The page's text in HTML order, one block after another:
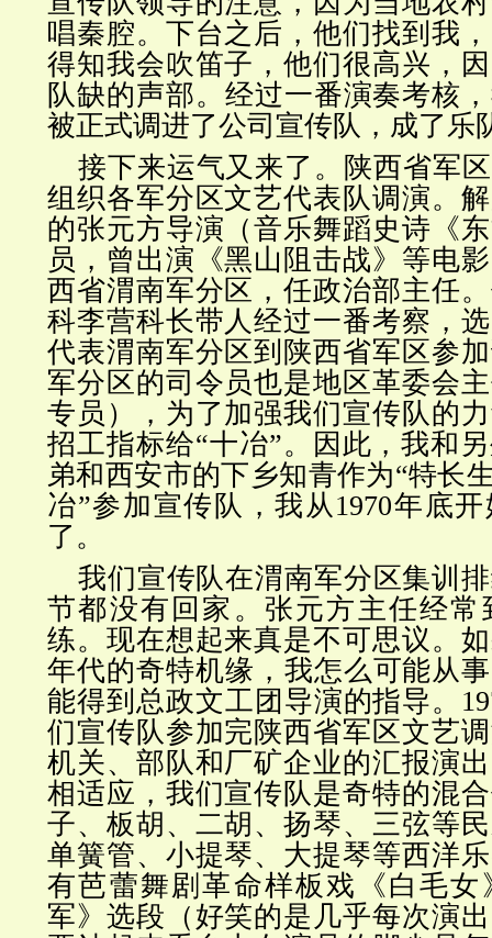
唱秦腔。下台之后，他们找到我
得知我会吹笛子，他们很高兴，
队缺的声部。经过一番演奏考核
被正式调进了公司宣传队，成了乐
接下来运气又来了。陕西省军
组织各军分区文艺代表队调演。
的张元方导演（音乐舞蹈史诗《
员，曾出演《黑山阻击战》等电
西省渭南军分区，任政治部主任
科李营科长带人经过一番考察，
代表渭南军分区到陕西省军区参
军分区的司令员也是地区革委会
专员），为了加强我们宣传队的
招工指标给“十冶”。因此，我和
弟和西安市的下乡知青作为“特长
冶”参加宣传队，我从1970年底
了。
我们宣传队在渭南军分区集训
节都没有回家。张元方主任经常
练。现在想起来真是不可思议。
年代的奇特机缘，我怎么可能从
能得到总政文工团导演的指导。
们宣传队参加完陕西省军区文艺
机关、部队和厂矿企业的汇报演
相适应，我们宣传队是奇特的混
子、板胡、二胡、扬琴、三弦等
单簧管、小提琴、大提琴等西洋
有芭蕾舞剧革命样板戏《白毛女
军》选段（好笑的是几乎每次演